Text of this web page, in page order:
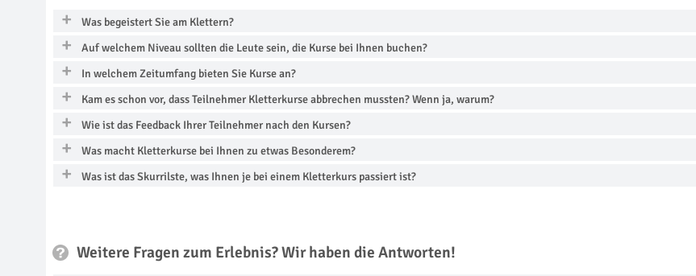
Was begeistert Sie am Klettern?
Auf welchem Niveau sollten die Leute sein, die Kurse bei Ihnen buchen?
In welchem Zeitumfang bieten Sie Kurse an?
Kam es schon vor, dass Teilnehmer Kletterkurse abbrechen mussten? Wenn ja, warum?
Wie ist das Feedback Ihrer Teilnehmer nach den Kursen?
Was macht Kletterkurse bei Ihnen zu etwas Besonderem?
Was ist das Skurrilste, was Ihnen je bei einem Kletterkurs passiert ist?
Weitere Fragen zum Erlebnis? Wir haben die Antworten!